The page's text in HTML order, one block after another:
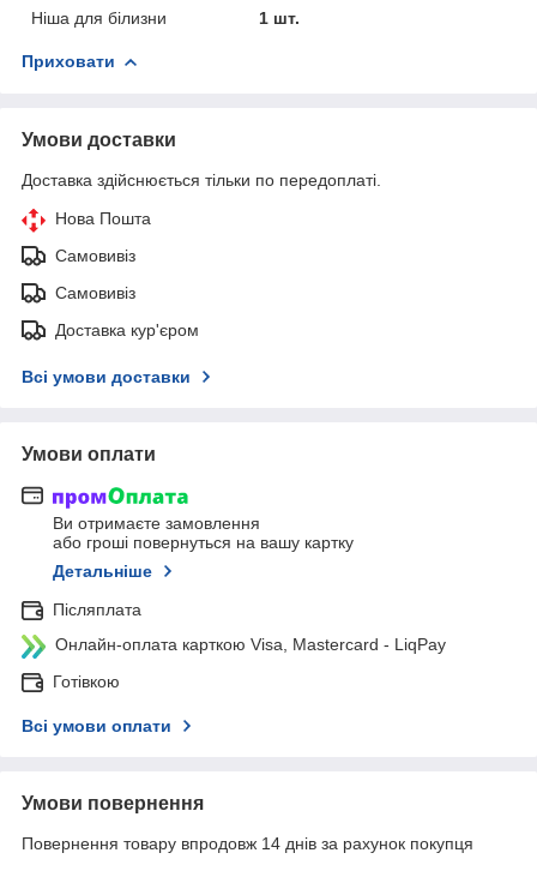
Ніша для білизни
1 шт.
Приховати
Умови доставки
Доставка здійснюється тільки по передоплаті.
Нова Пошта
Самовивіз
Самовивіз
Доставка кур'єром
Всі умови доставки
Умови оплати
Ви отримаєте замовлення
або гроші повернуться на вашу картку
Детальніше
Післяплата
Онлайн-оплата карткою Visa, Mastercard - LiqPay
Готівкою
Всі умови оплати
Умови повернення
Повернення товару впродовж 14 днів за рахунок покупця